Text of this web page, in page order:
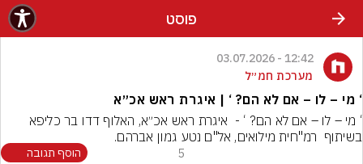
פוסט
12:42 - 03.07.2026
מערכת חמ״ל
‘ מי – לו – אם לא הם? ‘ | איגרת ראש אכ״א
בשיתוף  רמ"חית מילואים, אל"ם נטע גמון אברהם.
5 הוסף תגובה